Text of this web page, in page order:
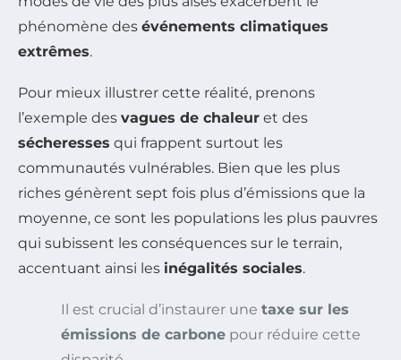
phénomène des événements climatiques
extrêmes.
Pour mieux illustrer cette réalité, prenons
l’exemple des vagues de chaleur et des
sécheresses qui frappent surtout les
communautés vulnérables. Bien que les plus
riches génèrent sept fois plus d’émissions que la
moyenne, ce sont les populations les plus pauvres
qui subissent les conséquences sur le terrain,
accentuant ainsi les inégalités sociales.
Il est crucial d’instaurer une taxe sur les
émissions de carbone pour réduire cette